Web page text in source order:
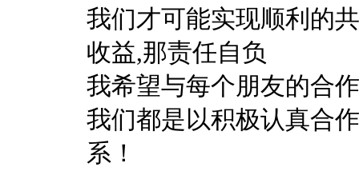
我们才可能实现顺利的
收益,那责任自负
我希望与每个朋友的合
我们都是以积极认真合
系！